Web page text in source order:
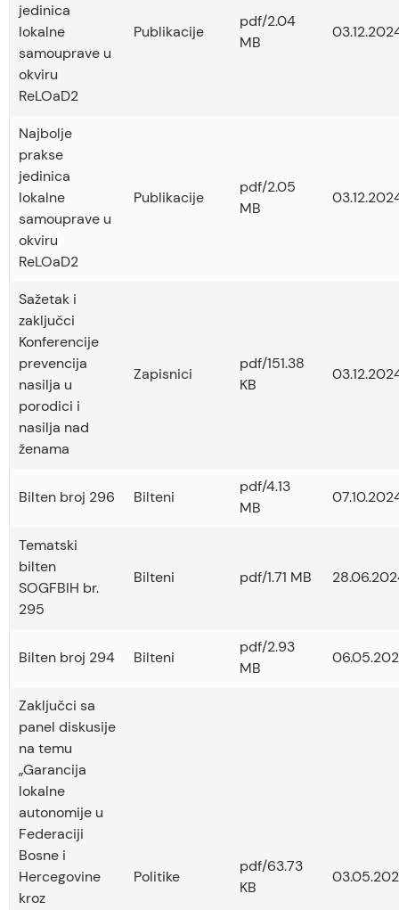
jedinica
lokalne
samouprave u
okviru
ReLOaD2
Publikacije
pdf/2.04
MB
Najbolje
prakse
jedinica
lokalne
samouprave u
okviru
ReLOaD2
Publikacije
pdf/2.05
MB
Sažetak i
zaključci
Konferencije
prevencija
nasilja u
porodici i
nasilja nad
ženama
Zapisnici
pdf/151.38
KB
Bilten broj 296 Bilteni
pdf/4.13
MB
Tematski
bilten
SOGFBIH br.
295
Bilteni pdf/1.71 MB
Bilten broj 294 Bilteni
pdf/2.93
MB
Zaključci sa
panel diskusije
na temu
„Garancija
lokalne
autonomije u
Federaciji
Bosne i
Hercegovine
kroz
Politike
pdf/63.73
KB